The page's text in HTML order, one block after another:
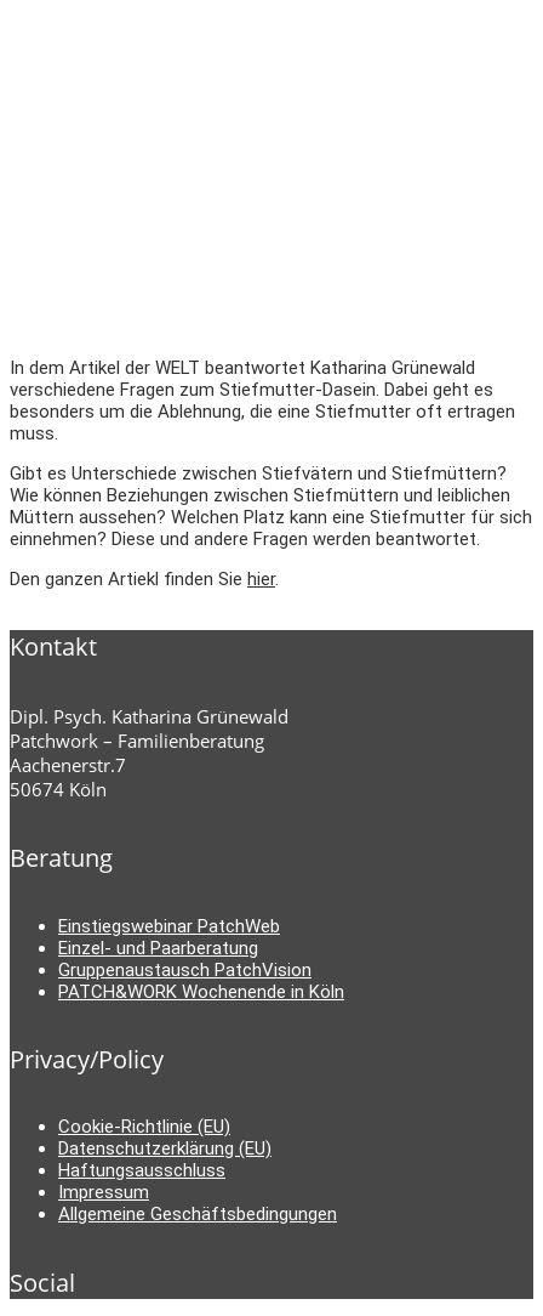
In dem Artikel der WELT beantwortet Katharina Grünewald
verschiedene Fragen zum Stiefmutter-Dasein. Dabei geht es
besonders um die Ablehnung, die eine Stiefmutter oft ertragen
muss.
Gibt es Unterschiede zwischen Stiefvätern und Stiefmüttern?
Wie können Beziehungen zwischen Stiefmüttern und leiblichen
Müttern aussehen? Welchen Platz kann eine Stiefmutter für sich
einnehmen? Diese und andere Fragen werden beantwortet.
Den ganzen Artiekl finden Sie hier.
Kontakt
Dipl. Psych. Katharina Grünewald
Patchwork – Familienberatung
Aachenerstr.7
50674 Köln
Beratung
Einstiegswebinar PatchWeb
Einzel- und Paarberatung
Gruppenaustausch PatchVision
PATCH&WORK Wochenende in Köln
Privacy/Policy
Cookie-Richtlinie (EU)
Datenschutzerklärung (EU)
Haftungsausschluss
Impressum
Allgemeine Geschäftsbedingungen
Social